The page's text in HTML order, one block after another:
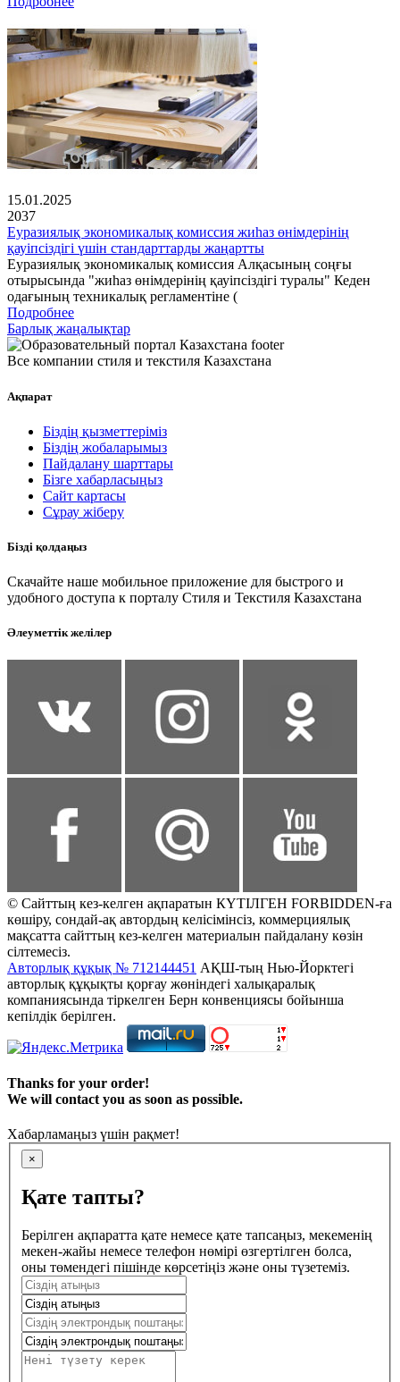
15.01.2025
2037
Еуразиялық экономикалық комиссия жиһаз өнімдерінің
қауіпсіздігі үшін стандарттарды жаңартты
Еуразиялық экономикалық комиссия Алқасының соңғы
отырысында "жиһаз өнімдерінің қауіпсіздігі туралы" Кеден
одағының техникалық регламентіне (
Подробнее
Барлық жаңалықтар
Все компании стиля и текстиля Казахстана
Ақпарат
Біздің қызметтеріміз
Біздің жобаларымыз
Пайдалану шарттары
Бізге хабарласыңыз
Сайт картасы
Сұрау жіберу
Бізді қолдаңыз
Скачайте наше мобильное приложение для быстрого и
удобного доступа к порталу Стиля и Текстиля Казахстана
Әлеуметтік желілер
© Сайттың кез-келген ақпаратын КҮТІЛГЕН FORBIDDEN-ға
көшіру, сондай-ақ автордың келісімінсіз, коммерциялық
мақсатта сайттың кез-келген материалын пайдалану көзін
сілтемесіз.
Авторлық құқық № 712144451 АҚШ-тың Нью-Йорктегі
авторлық құқықты қорғау жөніндегі халықаралық
компаниясында тіркелген Берн конвенциясы бойынша
кепілдік берілген.
Thanks for your order!
We will contact you as soon as possible.
Хабарламаңыз үшін рақмет!
×
Қате тапты?
Берілген ақпаратта қате немесе қате тапсаңыз, мекеменің
мекен-жайы немесе телефон нөмірі өзгертілген болса,
оны төмендегі пішінде көрсетіңіз және оны түзетеміз.